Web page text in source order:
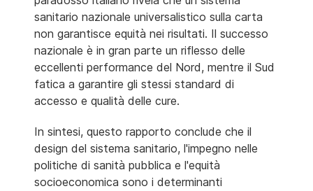
sanitario nazionale universalistico sulla carta
non garantisce equità nei risultati. Il successo
nazionale è in gran parte un riflesso delle
eccellenti performance del Nord, mentre il Sud
fatica a garantire gli stessi standard di
accesso e qualità delle cure.
In sintesi, questo rapporto conclude che il
design del sistema sanitario, l'impegno nelle
politiche di sanità pubblica e l'equità
socioeconomica sono i determinanti